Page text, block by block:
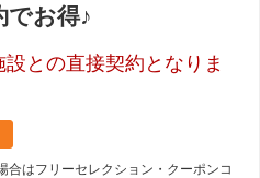
でお得♪
設との直接契約となりま
合はフリーセレクション・クーポンコ